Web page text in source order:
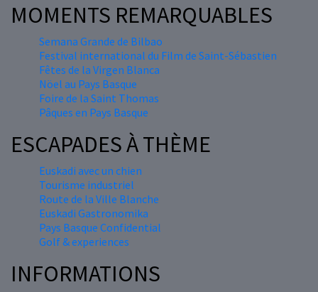
MOMENTS REMARQUABLES
Semana Grande de Bilbao
Festival international du Film de Saint-Sébastien
Fêtes de la Virgen Blanca
Nöel au Pays Basque
Foire de la Saint Thomas
Pâques en Pays Basque
ESCAPADES À THÈME
Euskadi avec un chien
Tourisme industriel
Route de la Ville Blanche
Euskadi Gastronomika
Pays Basque Confidential
Golf & experiences
INFORMATIONS